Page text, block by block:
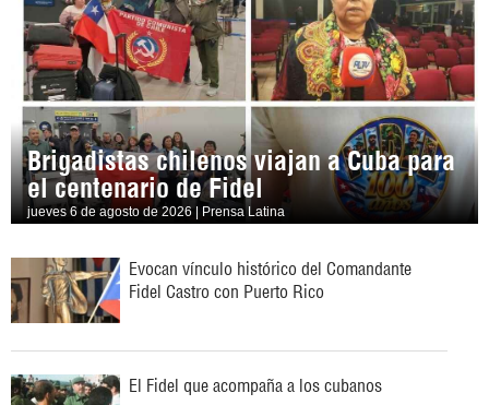
Brigadistas chilenos viajan a Cuba para
el centenario de Fidel
jueves 6 de agosto de 2026 | Prensa Latina
Evocan vínculo histórico del Comandante
Fidel Castro con Puerto Rico
El Fidel que acompaña a los cubanos